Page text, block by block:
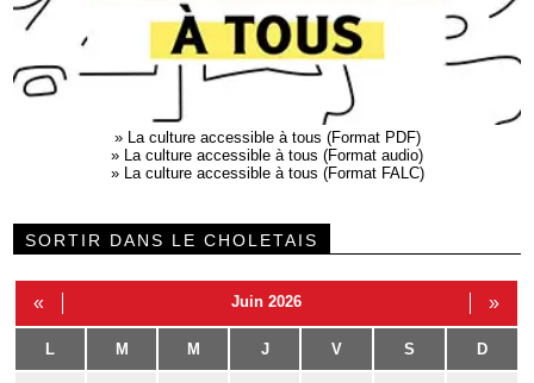
» La culture accessible à tous (Format PDF)
» La culture accessible à tous (Format audio)
» La culture accessible à tous (Format FALC)
SORTIR DANS LE CHOLETAIS
« Juin 2026 »
L M M J V S D